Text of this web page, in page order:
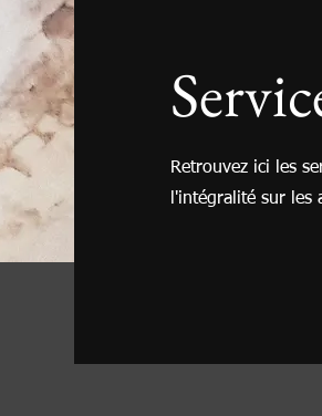
Retrouvez ici les
l'intégralité sur les